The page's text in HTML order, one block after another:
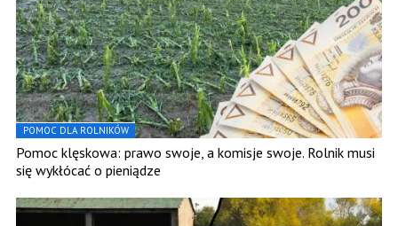
POMOC DLA ROLNIKÓW
Pomoc klęskowa: prawo swoje, a komisje swoje. Rolnik musi
się wykłócać o pieniądze